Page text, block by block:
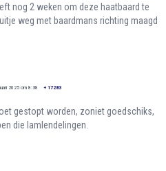
nog 2 weken om deze haatbaard te
weg met baardmans richting maagd
2025 om 8:38 + 17283
gestopt worden, zoniet goedschiks,
die lamlendelingen.